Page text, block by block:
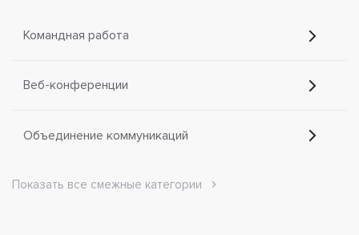
Командная работа
Веб-конференции
Объединение коммуникаций
Показать все смежные категории